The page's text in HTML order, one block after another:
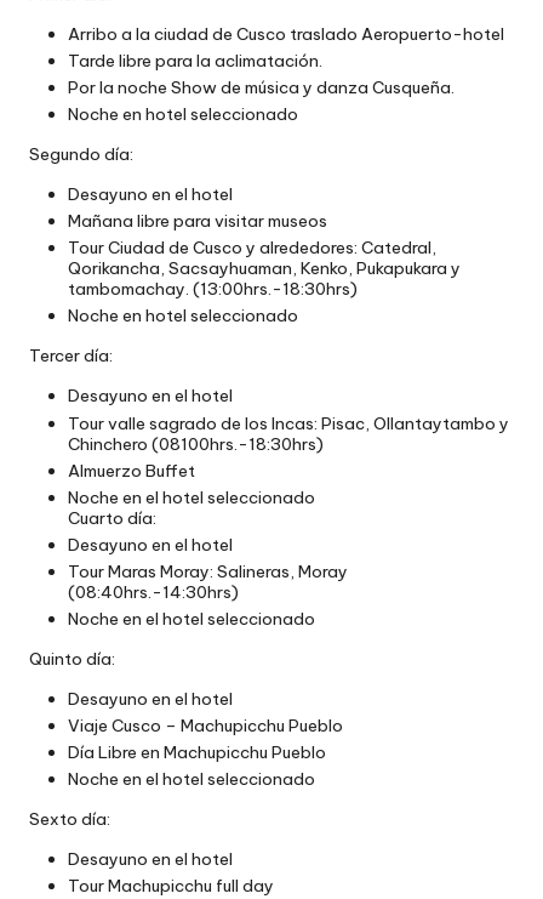
Arribo a la ciudad de Cusco traslado Aeropuerto-hotel
Tarde libre para la aclimatación.
Por la noche Show de música y danza Cusqueña.
Noche en hotel seleccionado
Segundo día:
Desayuno en el hotel
Mañana libre para visitar museos
Tour Ciudad de Cusco y alrededores: Catedral,
Qorikancha, Sacsayhuaman, Kenko, Pukapukara y
tambomachay. (13:00hrs.-18:30hrs)
Noche en hotel seleccionado
Tercer día:
Desayuno en el hotel
Tour valle sagrado de los Incas: Pisac, Ollantaytambo y
Chinchero (08100hrs.-18:30hrs)
Almuerzo Buffet
Noche en el hotel seleccionado
Cuarto día:
Desayuno en el hotel
Tour Maras Moray: Salineras, Moray
(08:40hrs.-14:30hrs)
Noche en el hotel seleccionado
Quinto día:
Desayuno en el hotel
Viaje Cusco – Machupicchu Pueblo
Día Libre en Machupicchu Pueblo
Noche en el hotel seleccionado
Sexto día:
Desayuno en el hotel
Tour Machupicchu full day